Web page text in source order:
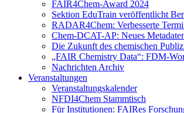
FAIR4Chem-Award 2024
Sektion EduTrain veröffentlicht
RADAR4Chem: Verbesserte
Chem-DCAT-AP: Neues
Die Zukunft des chemischen
„FAIR Chemistry Data“: FDM-
Nachrichten Archiv
Veranstaltungen
Veranstaltungskalender
NFDI4Chem Stammtisch
Für Institutionen: FAIRes